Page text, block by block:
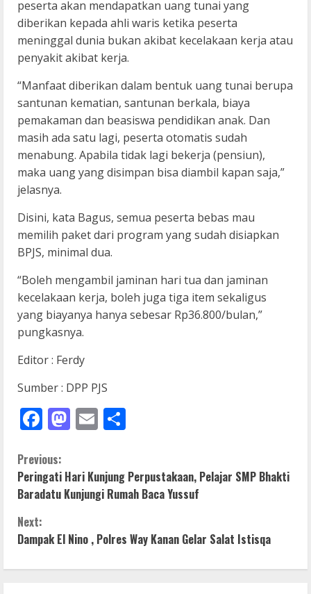
peserta akan mendapatkan uang tunai yang
diberikan kepada ahli waris ketika peserta
meninggal dunia bukan akibat kecelakaan kerja atau
penyakit akibat kerja.
“Manfaat diberikan dalam bentuk uang tunai berupa
santunan kematian, santunan berkala, biaya
pemakaman dan beasiswa pendidikan anak. Dan
masih ada satu lagi, peserta otomatis sudah
menabung. Apabila tidak lagi bekerja (pensiun),
maka uang yang disimpan bisa diambil kapan saja,”
jelasnya.
Disini, kata Bagus, semua peserta bebas mau
memilih paket dari program yang sudah disiapkan
BPJS, minimal dua.
“Boleh mengambil jaminan hari tua dan jaminan
kecelakaan kerja, boleh juga tiga item sekaligus
yang biayanya hanya sebesar Rp36.800/bulan,”
pungkasnya.
Editor : Ferdy
Sumber : DPP PJS
Facebook
Mastodon
Email
C
o
n
t
Previous:
Peringati Hari Kunjung Perpustakaan, Pelajar SMP Bhakti
Baradatu Kunjungi Rumah Baca Yussuf
Next:
Dampak El Nino , Polres Way Kanan Gelar Salat Istisqa